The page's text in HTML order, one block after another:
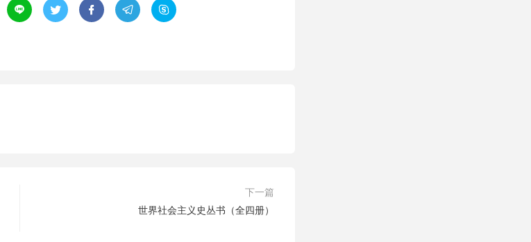
    
下一篇
世界社会主义史丛书（全四册）